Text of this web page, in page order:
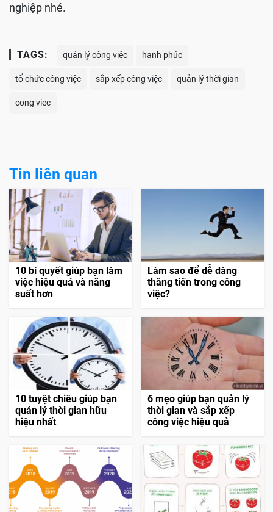
nghiệp nhé.
TAGS: quản lý công việc hạnh phúc
tổ chức công việc sắp xếp công việc quản lý thời gian
cong viec
Tin liên quan
10 bí quyết giúp bạn làm
việc hiệu quả và năng
suất hơn
Làm sao để dễ dàng
thăng tiến trong công
việc?
10 tuyệt chiêu giúp bạn
quản lý thời gian hữu
hiệu nhất
6 mẹo giúp bạn quản lý
thời gian và sắp xếp
công việc hiệu quả